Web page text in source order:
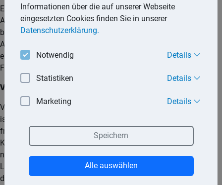
Eine Adoption ist sowohl für das Kind als auch für die
Adoptiveltern ein einschneidendes Ereignis. Für das Kind
beginnt damit ein Leben in einer neuen Familie. Für die
Adoptiveltern besteht durch die Adoption Gelegenheit, eine
eigene Familie zu gründen und einem Kind ein Leben in der
Familie zu ermöglichen.
Voraussetzungen
Voraussetzung für die Adoption eines minderjährigen Kindes
ist zunächst, dass die leiblichen Eltern das Kind zur Adoption
freigeben. Die Einwilligung kann erst erteilt werden, wenn das
Kind acht Wochen alt ist. Die Adoption muss für das Kind zu
nachhaltig besseren persönlichen und rechtlichen
Lebensbedingungen führen und seine Interessen dürfen
durch die eigenen Kinder des Annehmenden nicht gefährdet
Informationen über die auf unserer Webseite
eingesetzten Cookies finden Sie in unserer
Datenschutzerklärung.
Notwendig Details
Statistiken Details
Marketing Details
Speichern
Alle auswählen